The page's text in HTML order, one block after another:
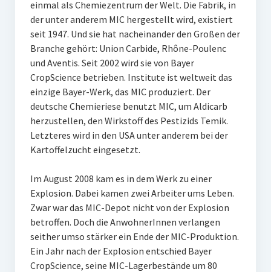
einmal als Chemiezentrum der Welt. Die Fabrik, in
der unter anderem MIC hergestellt wird, existiert
seit 1947. Und sie hat nacheinander den Großen der
Branche gehört: Union Carbide, Rhône-Poulenc
und Aventis. Seit 2002 wird sie von Bayer
CropScience betrieben. Institute ist weltweit das
einzige Bayer-Werk, das MIC produziert. Der
deutsche Chemieriese benutzt MIC, um Aldicarb
herzustellen, den Wirkstoff des Pestizids Temik.
Letzteres wird in den USA unter anderem bei der
Kartoffelzucht eingesetzt.
Im August 2008 kam es in dem Werk zu einer
Explosion. Dabei kamen zwei Arbeiter ums Leben.
Zwar war das MIC-Depot nicht von der Explosion
betroffen. Doch die AnwohnerInnen verlangen
seither umso stärker ein Ende der MIC-Produktion.
Ein Jahr nach der Explosion entschied Bayer
CropScience, seine MIC-Lagerbestände um 80